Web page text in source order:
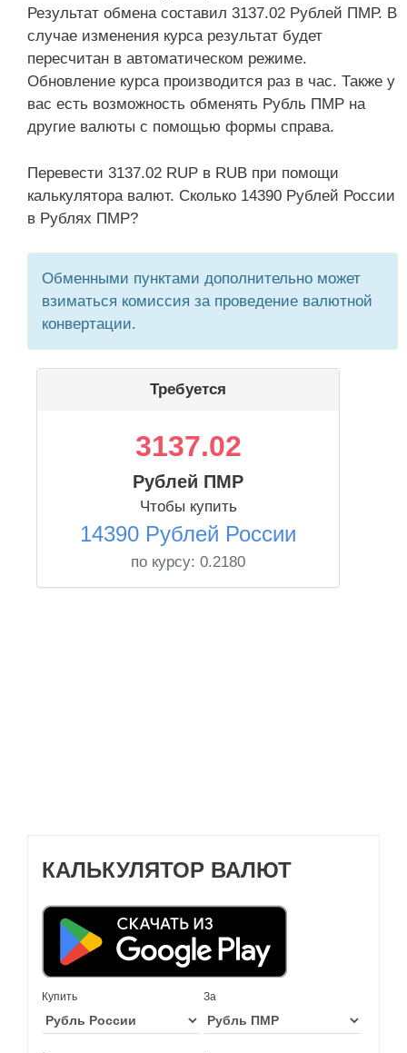
Результат обмена составил 3137.02 Рублей ПМР. В
случае изменения курса результат будет
пересчитан в автоматическом режиме.
Обновление курса производится раз в час. Также у
вас есть возможность обменять Рубль ПМР на
другие валюты с помощью формы справа.
Перевести 3137.02 RUP в RUB при помощи
калькулятора валют. Сколько 14390 Рублей России
в Рублях ПМР?
Обменными пунктами дополнительно может
взиматься комиссия за проведение валютной
конвертации.
Требуется
3137.02
Рублей ПМР
Чтобы купить
14390 Рублей России
по курсу: 0.2180
КАЛЬКУЛЯТОР ВАЛЮТ
Купить За